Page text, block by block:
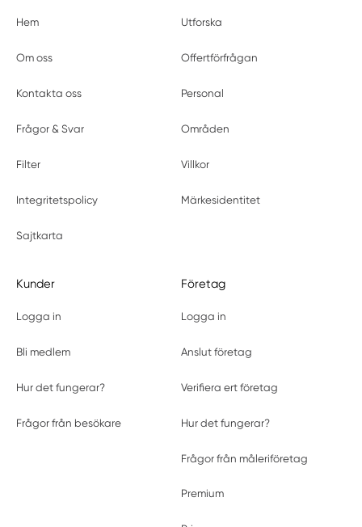
Hem Utforska
Om oss Offertförfrågan
Kontakta oss Personal
Frågor & Svar Områden
Filter Villkor
Integritetspolicy Märkesidentitet
Sajtkarta
Kunder
Logga in
Bli medlem
Hur det fungerar?
Frågor från besökare
Företag
Logga in
Anslut företag
Verifiera ert företag
Hur det fungerar?
Frågor från måleriföretag
Premium